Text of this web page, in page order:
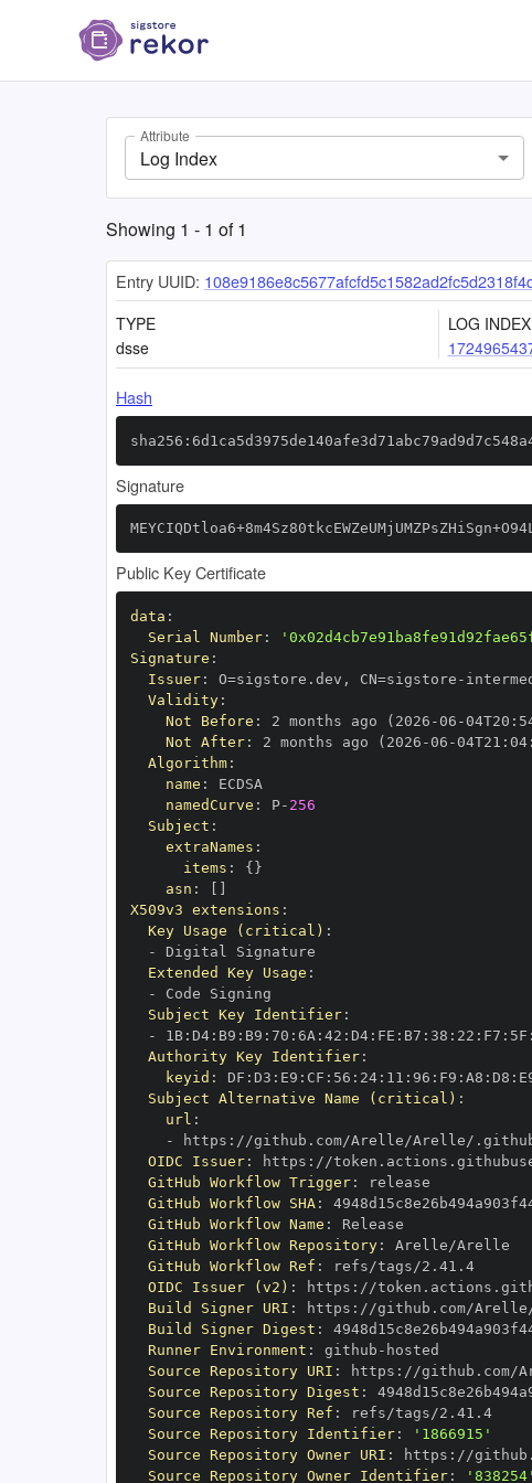
Attribute
Log Index
Showing 1 - 1 of1
Entry UUID:
TYPE
dsse
LOG INDEX
Hash
Signature
Public Key Certificate
data :
Serial Number:
Signature :
Issuer: O=sigstore.dev , CN=sigstore -
Validity:
Not Before : 2 months ago (2026 -06 -04T20 :
Not After: 2 months ago (2026 -06 -04T21 : 04:
Algorithm:
name :
namedCurve : P- 256
Subject :
extraNames :
items : { }
asn :
X509v3 extensions :
Key Usage (critical) :
-
Extended Key Usage :
-
Subject Key Identifier:
-
1B: D4: B9 : B9 : 70 : 6A : 42 : D4: FE : B7 : 38 : 22 : F7 : 5F :
Authority Key Identifier:
keyid : DF : D3 : E9 : CF : 56 : 24: 11 : 96 : F9 : A8 : D8 :
Subject Alternative Name (critical) :
url :
-
https :
OIDC Issuer: https :
GitHub Workflow Trigger:
GitHub Workflow SHA:
GitHub Workflow Name :
GitHub Workflow Repository:
GitHub Workflow Ref :
refs/tags/2.41.4
OIDC Issuer (v2) : https :
Build Signer URI : https :
Build Signer Digest :
Runner Environment : github -
Source Repository URI : https :
Source Repository Digest :
Source Repository Ref :
refs/tags/2.41.4
Source Repository Identifier:
'1866915'
Source Repository Owner URI : https :
Source Repository Owner Identifier: '838254'